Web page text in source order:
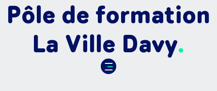
Pôle de formation
La Ville Davy